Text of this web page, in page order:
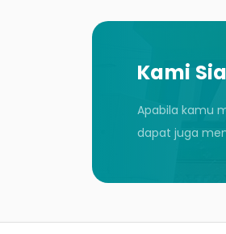
Kami
Apabila kamu
dapat juga